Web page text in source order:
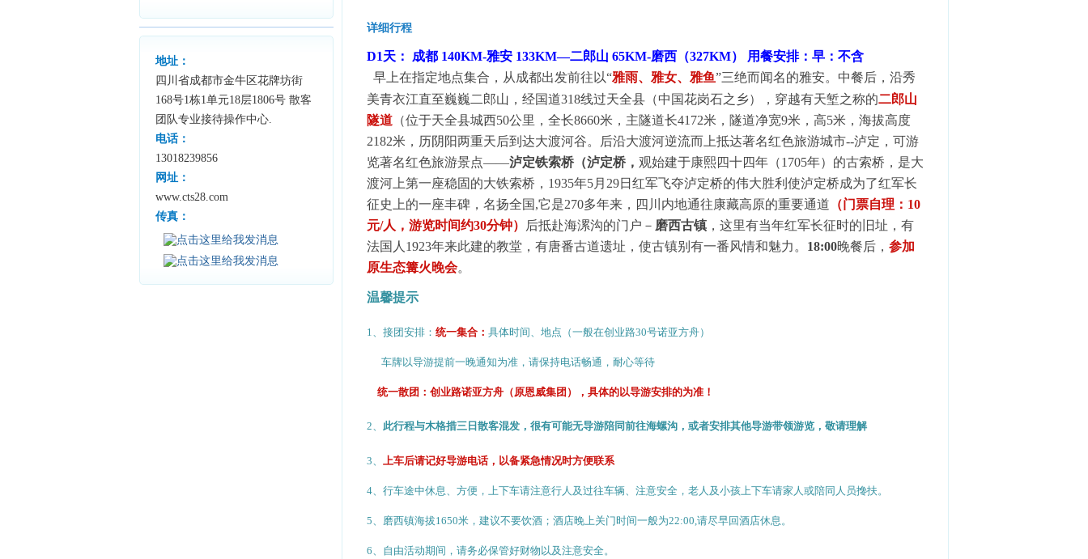
地址：
四川省成都市金牛区花牌坊街
168号1栋1单元18层1806号 散客
团队专业接待操作中心.
电话：
13018239856
网址：
www.cts28.com
传真：
详细行程
D1天： 成都 140KM-雅安 133KM—二郎山 65KM-磨西（327KM） 用餐安排：早：不含
早上在指定地点集合，从成都出发前往以“雅雨、雅女、雅鱼”三绝而闻名的雅安。 中餐后，沿秀
美青衣江直至巍巍二郎山，经国道318线过天全县（中国花岗石之乡），穿越有天堑之称的二郎山
隧道 （位于天全县城西50公里，全长8660米，主隧道长4172米，隧道净宽9米，高5米，海拔高度
2182米，历阴阳两重天后到达大渡河谷。后沿大渡河逆流而上抵达著名红色旅游城市--泸定，可游
览著名红色旅游景点——泸定铁索桥（泸定桥， 观始建于康熙四十四年（1705年）的古索桥，是大
渡河上第一座稳固的大铁索桥， 1935年5月 29日红军飞夺泸定桥的伟大胜利使泸定桥成为了红军长
征史上的一座丰碑，名扬全国 ,它是270多年来，四川内地通往康藏高原的重要通道 （门票自理： 10
元/人，游览时间约30分钟） 后抵赴海漯沟的门户－ 磨西古镇 ，这里有当年红军长征时的旧址，有
法国人 1923年来此建的教堂，有唐番古道遗址，使古镇别有一番风情和魅力。 18:00晚餐后， 参加
原生态篝火晚会。
温馨提示
1、 接团安排： 统一集合： 具体时间、地点（一般在创业路30号诺亚方舟）
车牌以导游提前一晚通知为准，请保持电话畅通，耐心等待
统一散团：创业路诺亚方舟（原恩威集团），具体的以导游安排的为准！
2、 此行程与木格措三日散客混发，很有可能无导游陪同前往海螺沟，或者安排其他导游带领游览，敬请理解
3、 上车后请记好导游电话，以备紧急情况时方便联系
4、行车途中休息、方便，上下车请注意行人及过往车辆、注意安全，老人及小孩上下车请家人或陪同人员搀扶。
5、磨西镇海拔1650米，建议不要饮酒；酒店晚上关门时间一般为22:00,请尽早回酒店休息。
6、自由活动期间，请务必保管好财物以及注意安全。